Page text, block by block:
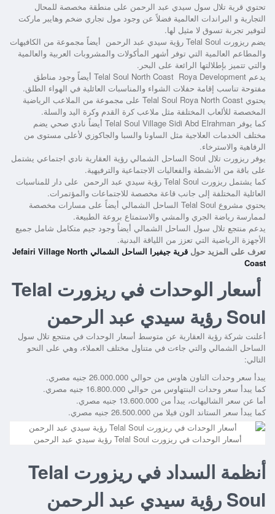
تحتوي قرية تلال سول سيدي عبد الرحمن على منطقة مخصصة للمحال
التجارية و البراندات العالمية فضلاً عن وجود مول تجاري ضخم وهايبر ماركت
لتوفير تجربة تسوق لا مثيل لها.
يضم ريزورت Telal Soul رؤية سيدي عبد الرحمن
أيضاً مجموعة من الكافيهات
والمطاعم العالمية التي توفر أشهر المأكولات والمشروبات العربية والعالمية
والتي تتميز بإطلالتها الرائعة على البحر.
يدعم Telal Soul North Coast Roya Development أيضاً وجود مناطق
مفتوحة تناسب إقامة حفلات الشواء والمناسبات العائلية في الهواء الطلق.
يحتوي Telal Soul Roya North Coast على مجموعة من الملاعب الرياضية
المخصصة للألعاب المختلفة مثل ملاعب كرة القدم وكرة اليد والسلة.
كما يوفر Telal Soul Village Sidi Abd Elrahman أيضاً نادي صحي يضم
مختلف الخدمات العلاجية مثل الساونا والسبا والجاكوزي لأعلى مستوى من
الرفاهية والاسترخاء.
يوفر ريزورت تلال Soul الساحل الشمالي رؤية العقارية
نادي اجتماعي يشتمل
على باقة من الأنشطة والفعاليات الاجتماعية والترفيهية.
كما يشتمل ريزورت Telal Soul رؤية سيدي عبد الرحمن
على دار للمناسبات
العائلية المختلفة إلى جانب قاعة مخصصة للاجتماعات والمؤتمرات.
يحتوي مشروع Telal Soul الساحل الشمالي
أيضاً على مسارات مخصصة
لممارسة رياضة الجري والمشي والاستمتاع بروعة الطبيعة.
يدعم منتجع تلال سول الساحل الشمالي أيضاً وجود جيم متكامل شامل جميع
الأجهزة الرياضية التي تعزز من اللياقة البدنية.
تعرف على المزيد حول
قرية جيفيرا الساحل الشمالي Jefairi Village North
Coast
أسعار الوحدات في ريزورت Telal
Soul رؤية سيدي عبد الرحمن
أعلنت شركة رؤية العقارية عن متوسط أسعار الوحدات في منتجع تلال سول
الساحل الشمالي والتي جاءت في متناول مختلف العملاء، وهي على النحو
التالي:
يبدأ سعر وحدات التاون هاوس من حوالي 26.000.000 جنيه مصري.
كما يبدأ سعر وحدات البنتهاوس من حوالي 16.800.000 جنيه مصري.
أما عن سعر الشاليهات، يبدأ من 13.600.000 جنيه مصري.
كما يبدأ سعر الستاند الون فيلا من 26.500.000 جنيه مصري.
أسعار الوحدات في ريزورت Telal Soul رؤية سيدي عبد الرحمن
أنظمة السداد في ريزورت Telal
Soul رؤية سيدي عبد الرحمن